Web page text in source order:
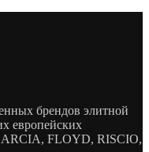
брендов элитной
европейских
FLOYD, RISCIO,